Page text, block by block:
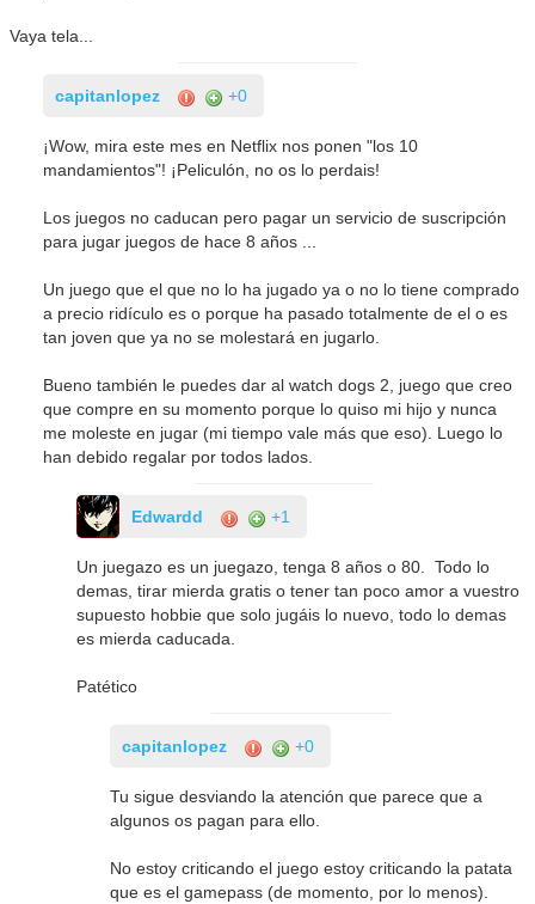
Vaya tela...
capitanlopez +0
¡Wow, mira este mes en Netflix nos ponen "los 10
mandamientos"! ¡Peliculón, no os lo perdais!
Los juegos no caducan pero pagar un servicio de suscripción
para jugar juegos de hace 8 años ...
Un juego que el que no lo ha jugado ya o no lo tiene comprado
a precio ridículo es o porque ha pasado totalmente de el o es
tan joven que ya no se molestará en jugarlo.
Bueno también le puedes dar al watch dogs 2, juego que creo
que compre en su momento porque lo quiso mi hijo y nunca
me moleste en jugar (mi tiempo vale más que eso). Luego lo
han debido regalar por todos lados.
Edwardd +1
Un juegazo es un juegazo, tenga 8 años o 80. Todo lo
demas, tirar mierda gratis o tener tan poco amor a vuestro
supuesto hobbie que solo jugáis lo nuevo, todo lo demas
es mierda caducada.
Patético
capitanlopez +0
Tu sigue desviando la atención que parece que a
algunos os pagan para ello.
No estoy criticando el juego estoy criticando la patata
que es el gamepass (de momento, por lo menos).